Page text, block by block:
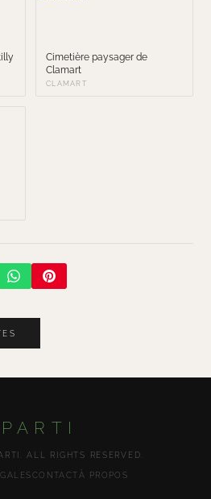
Cimetière paysager de
Clamart
CLAMART
PARTI
ALL RIGHTS RESERVED.
CONTACT À PROPOS